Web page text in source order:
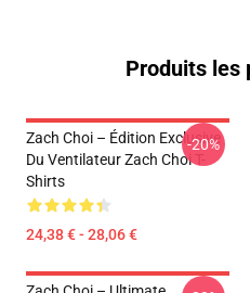
Produits les
Zach Choi – Édition Exclusive
Du Ventilateur Zach Choi T-
Shirts
24,38 € - 28,06 €
-20%